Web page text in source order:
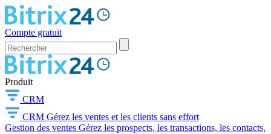
Compte gratuit
Produit
CRM
CRM Gérez les ventes et les clients sans effort
Gestion des ventes Gérez les prospects, les transactions, les contacts,